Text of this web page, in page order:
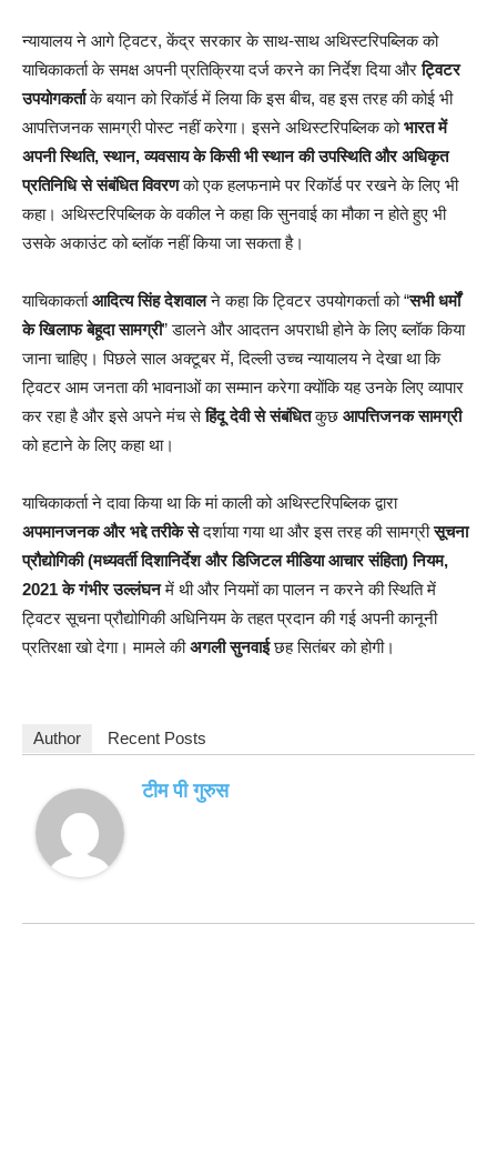
न्यायालय ने आगे ट्विटर, केंद्र सरकार के साथ-साथ अथिस्टरिपब्लिक को
याचिकाकर्ता के समक्ष अपनी प्रतिक्रिया दर्ज करने का निर्देश दिया औरट्विटर
उपयोगकर्ताके बयान को रिकॉर्ड में लिया कि इस बीच, वह इस तरह की कोई भी
आपत्तिजनक सामग्री पोस्ट नहीं करेगा। इसने अथिस्टरिपब्लिक कोभारत में
अपनी स्थिति, स्थान, व्यवसाय के किसी भी स्थान की उपस्थिति और अधिकृत
प्रतिनिधि से संबंधित विवरणको एक हलफनामे पर रिकॉर्ड पर रखने के लिए भी
कहा। अथिस्टरिपब्लिक के वकील ने कहा कि सुनवाई का मौका न होते हुए भी
उसके अकाउंट को ब्लॉक नहीं किया जा सकता है।
याचिकाकर्ताआदित्य सिंह देशवालने कहा कि ट्विटर उपयोगकर्ता को “सभी धर्मों
के खिलाफ बेहूदा सामग्री” डालने और आदतन अपराधी होने के लिए ब्लॉक किया
जाना चाहिए। पिछले साल अक्टूबर में, दिल्ली उच्च न्यायालय ने देखा था कि
ट्विटर आम जनता की भावनाओं का सम्मान करेगा क्योंकि यह उनके लिए व्यापार
कर रहा है और इसे अपने मंच सेहिंदू देवी से संबंधितकुछ आपत्तिजनक सामग्री
को हटाने के लिए कहा था।
याचिकाकर्ता ने दावा किया था कि मां काली को अथिस्टरिपब्लिक द्वारा
अपमानजनक और भद्दे तरीके सेदर्शाया गया था और इस तरह की सामग्रीसूचना
प्रौद्योगिकी (मध्यवर्ती दिशानिर्देश और डिजिटल मीडिया आचार संहिता) नियम,
2021 के गंभीर उल्लंघनमें थी और नियमों का पालन न करने की स्थिति में
ट्विटर सूचना प्रौद्योगिकी अधिनियम के तहत प्रदान की गई अपनी कानूनी
प्रतिरक्षा खो देगा। मामले कीअगली सुनवाईछह सितंबर को होगी।
Author Recent Posts
टीम पी गुरुस